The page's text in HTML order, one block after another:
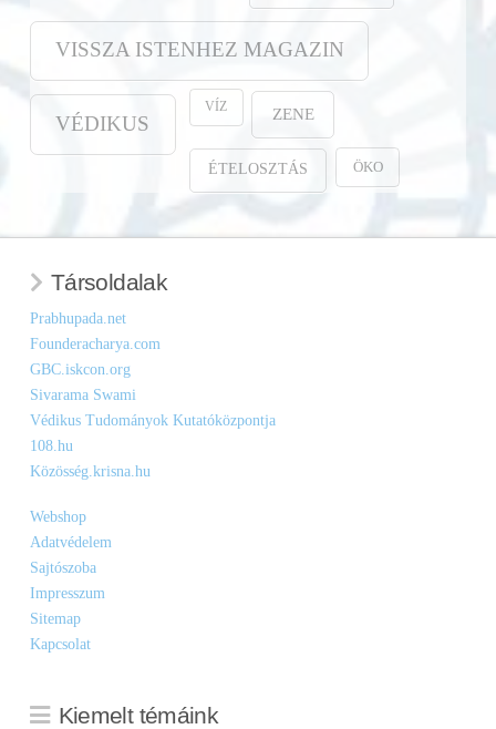
VISSZA ISTENHEZ MAGAZIN
VÉDIKUS
VÍZ ZENE
ÉTELOSZTÁS ÖKO
Társoldalak
Prabhupada.net
Founderacharya.com
GBC.iskcon.org
Sivarama Swami
Védikus Tudományok Kutatóközpontja
108.hu
Közösség.krisna.hu
Webshop
Adatvédelem
Sajtószoba
Impresszum
Sitemap
Kapcsolat
Kiemelt témáink